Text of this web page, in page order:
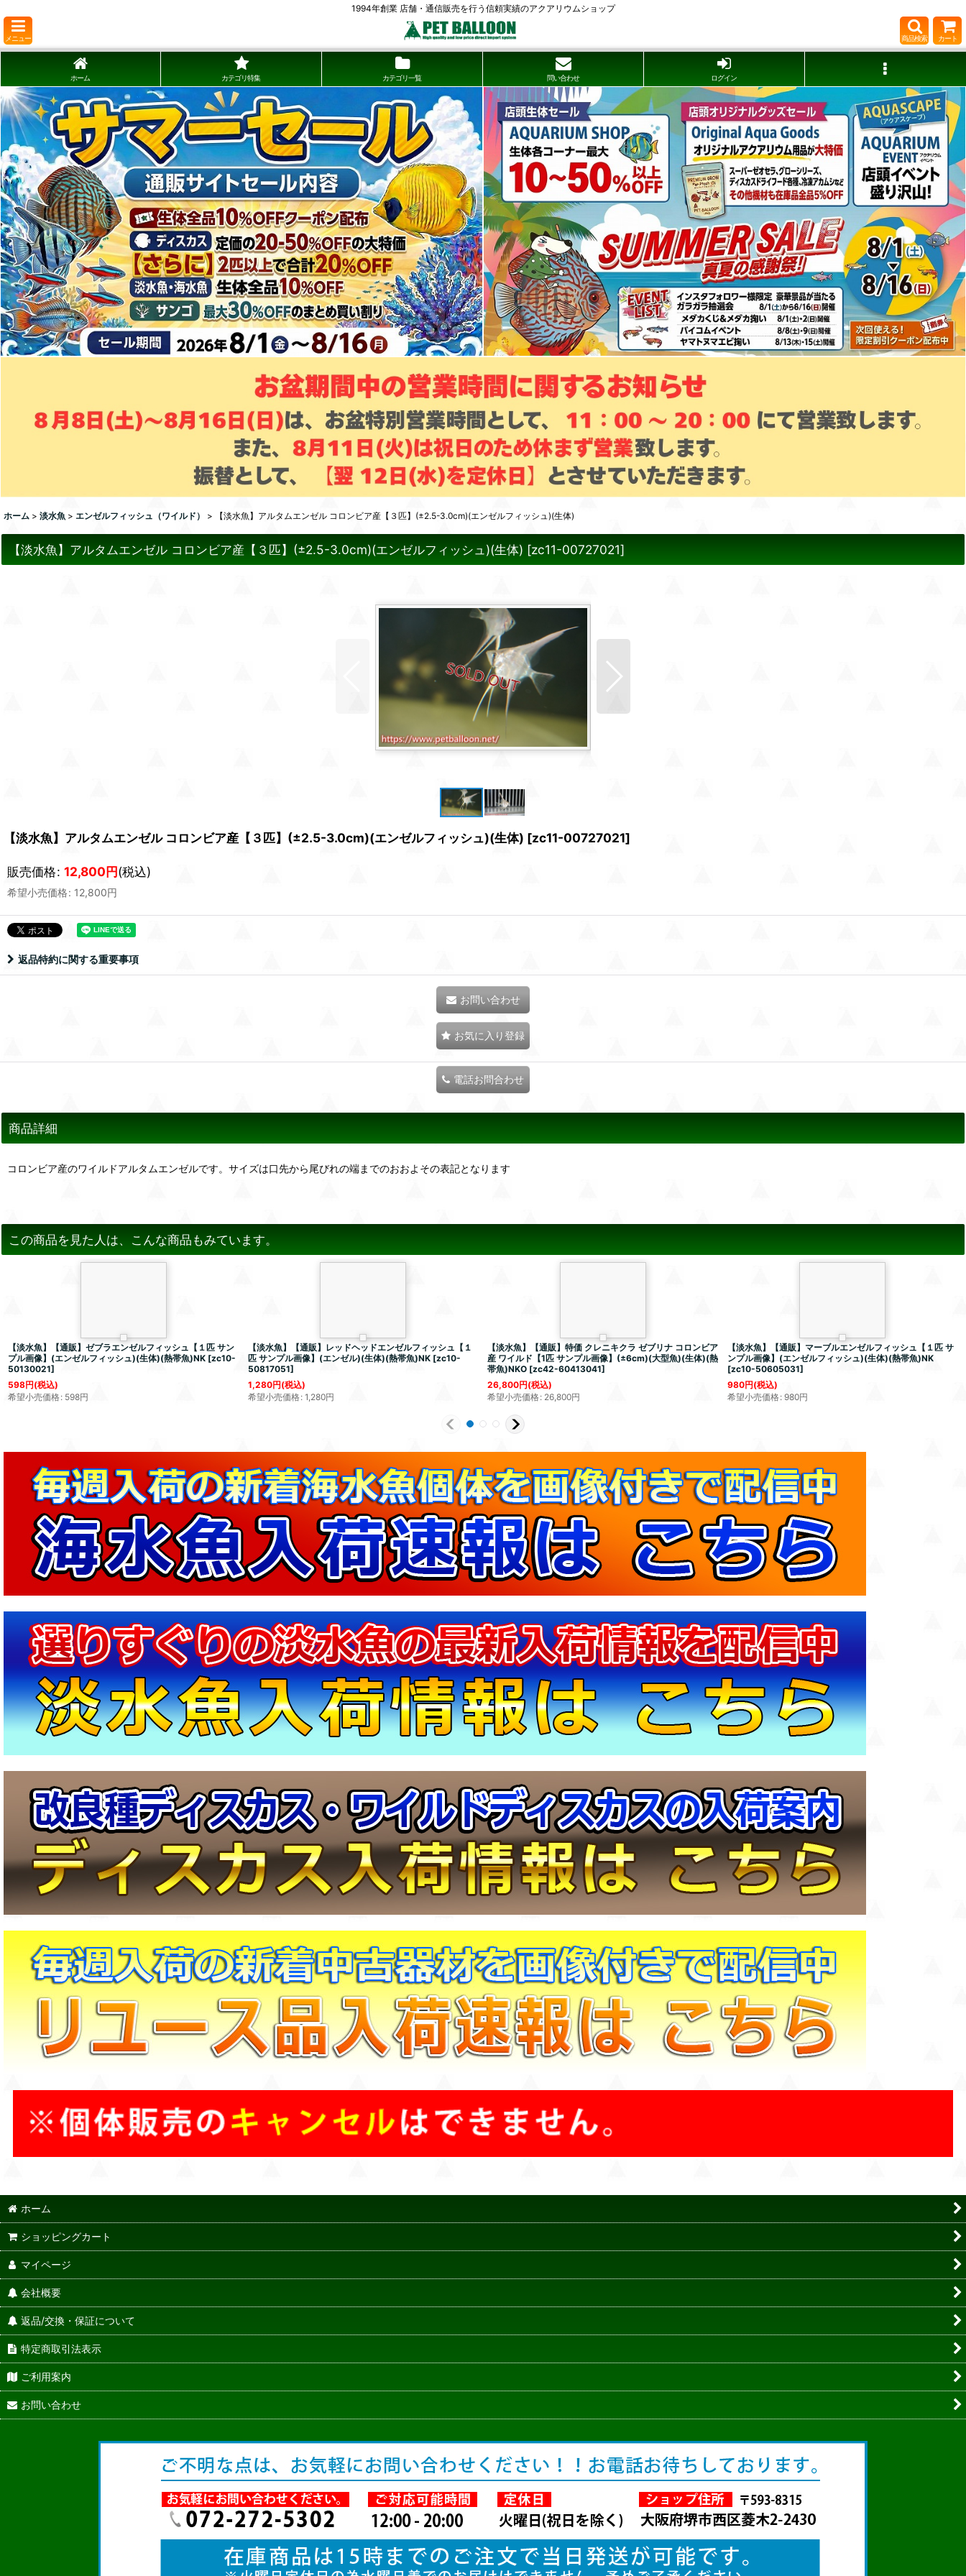
1994年創業 店舗・通信販売を行う信頼実績のアクアリウムショップ
メニュー 商品検索 カート
ホーム カテゴリ特集 カテゴリ一覧 問い合わせ ログイン
ホーム > 淡水魚 > エンゼルフィッシュ（ワイルド） > 【淡水魚】アルタムエンゼル コロンビア産【３匹】(±2.5-3.0cm)(エンゼルフィッシュ)(生体)
【淡水魚】アルタムエンゼル コロンビア産【３匹】(±2.5-3.0cm)(エンゼルフィッシュ)(生体) [zc11-00727021]
【淡水魚】アルタムエンゼル コロンビア産【３匹】(±2.5-3.0cm)(エンゼルフィッシュ)(生体) [zc11-00727021]
販売価格: 12,800円(税込)
希望小売価格: 12,800円
返品特約に関する重要事項
お問い合わせ
お気に入り登録
電話お問合わせ
商品詳細
コロンビア産のワイルドアルタムエンゼルです。サイズは口先から尾びれの端までのおおよその表記となります
この商品を見た人は、こんな商品もみています。
【淡水魚】【通販】ゼブラエンゼルフィッシュ【１匹 サン
プル画像】(エンゼルフィッシュ)(生体)(熱帯魚)NK [zc10-
50130021]
598円(税込)
希望小売価格: 598円
【淡水魚】【通販】レッドヘッドエンゼルフィッシュ【１
匹 サンプル画像】(エンゼル)(生体)(熱帯魚)NK [zc10-
50817051]
1,280円(税込)
希望小売価格: 1,280円
【淡水魚】【通販】特価 クレニキクラ ゼブリナ コロンビア
産 ワイルド【1匹 サンプル画像】(±6cm)(大型魚)(生体)(熱
帯魚)NKO [zc42-60413041]
26,800円(税込)
希望小売価格: 26,800円
【淡水魚】【通販】マーブルエンゼルフィッシュ【１匹 サ
ンプル画像】(エンゼルフィッシュ)(生体)(熱帯魚)NK
[zc10-50605031]
980円(税込)
希望小売価格: 980円
ホーム
ショッピングカート
マイページ
会社概要
返品/交換・保証について
特定商取引法表示
ご利用案内
お問い合わせ